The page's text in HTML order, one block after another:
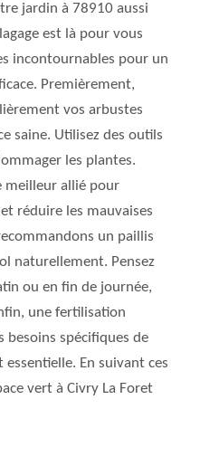
jardin à 78910 aussi
est là pour vous
incontournables pour un
Premièrement,
vos arbustes
saine. Utilisez des outils
les plantes.
meilleur allié pour
réduire les mauvaises
un paillis
naturellement. Pensez
ou en fin de journée,
une fertilisation
besoins spécifiques de
En suivant ces
vert à Civry La Foret